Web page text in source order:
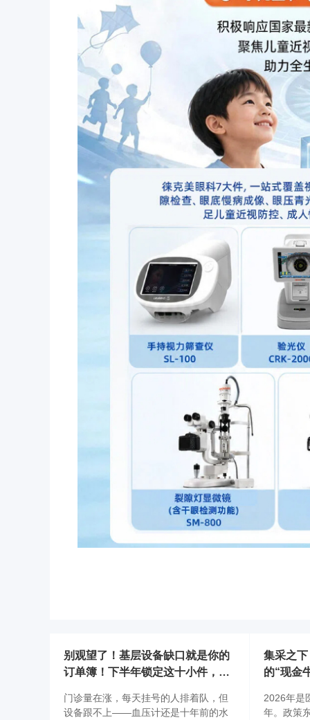
别观望了！基层设备缺口就是你的
订单簿！下半年锁定这十小件，把
门诊量在涨，每天挂号的人排着队，但
设备跟不上——血压计还是十年前的水
集采之
的“现金
2026年是
年。政策